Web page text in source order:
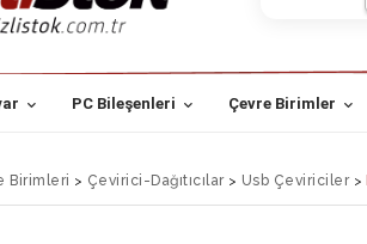
PC Bileşenleri Çevre Birimler
Birimleri > Çevirici-Dağıtıcılar> Usb Çeviriciler>